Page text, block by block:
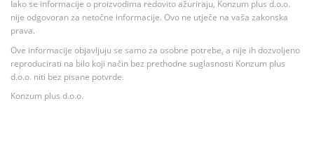
Iako se informacije o proizvodima redovito ažuriraju, Konzum plus d.o.o.
nije odgovoran za netočne informacije. Ovo ne utječe na vaša zakonska
prava.
Ove informacije objavljuju se samo za osobne potrebe, a nije ih dozvoljeno
reproducirati na bilo koji način bez prethodne suglasnosti Konzum plus
d.o.o. niti bez pisane potvrde.
Konzum plus d.o.o.